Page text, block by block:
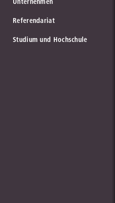
Referendariat
Studium und Hochschule